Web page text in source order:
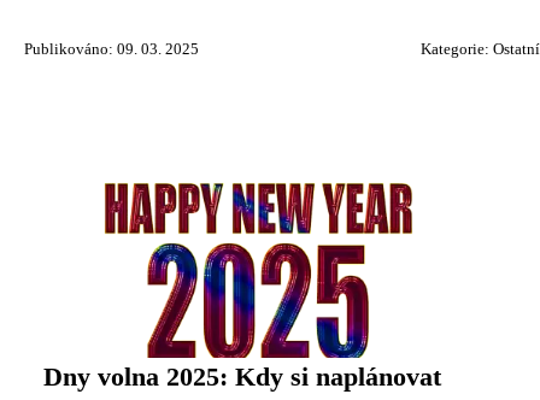
Publikováno: 09. 03. 2025 Kategorie: Ostatní
Dny volna 2025: Kdy si naplánovat